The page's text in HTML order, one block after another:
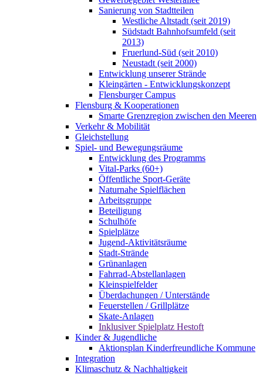
Sanierung von Stadtteilen
Westliche Altstadt (seit 2019)
Südstadt Bahnhofsumfeld (seit
2013)
Fruerlund-Süd (seit 2010)
Neustadt (seit 2000)
Entwicklung unserer Strände
Kleingärten - Entwicklungskonzept
Flensburger Campus
Flensburg & Kooperationen
Smarte Grenzregion zwischen den Meeren
Verkehr & Mobilität
Gleichstellung
Spiel- und Bewegungsräume
Entwicklung des Programms
Vital-Parks (60+)
Öffentliche Sport-Geräte
Naturnahe Spielflächen
Arbeitsgruppe
Beteiligung
Schulhöfe
Spielplätze
Jugend-Aktivitätsräume
Stadt-Strände
Grünanlagen
Fahrrad-Abstellanlagen
Kleinspielfelder
Überdachungen / Unterstände
Feuerstellen / Grillplätze
Skate-Anlagen
Inklusiver Spielplatz Hestoft
Kinder & Jugendliche
Aktionsplan Kinderfreundliche Kommune
Integration
Klimaschutz & Nachhaltigkeit